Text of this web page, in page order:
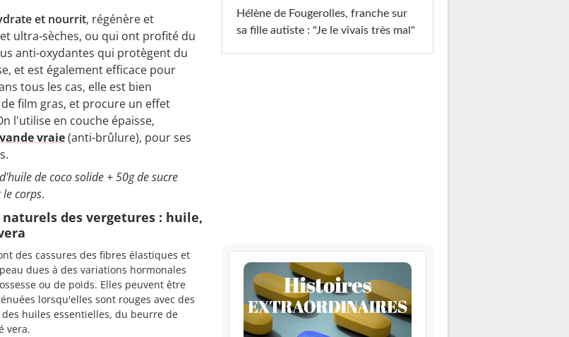
et nourrit, régénère et
ultra-sèches, ou qui ont profité du
anti-oxydantes qui protègent du
et est également efficace pour
tous les cas, elle est bien
film gras, et procure un effet
l'utilise en couche épaisse,
vraie(anti-brûlure), pour ses
de coco solide + 50g de sucre
corps.
des vergetures : huile,
des cassures des fibres élastiques et
dues à des variations hormonales
ou de poids. Elles peuvent être
lorsqu'elles sont rouges avec des
huiles essentielles, du beurre de
vera.
Hélène de Fougerolles, franche sur
sa fille autiste : "Je le vivais très mal"